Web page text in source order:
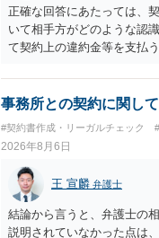
正確な回答にあたっては、
いて相手方がどのような認
て契約上の違約金等を支払
検討いただければと存じま
事務所との契約に関して
#契約書作成・リーガルチェック
2026年8月6日
王 宣麟 弁護士
結論から言うと、弁護士の
説明されていなかった点は